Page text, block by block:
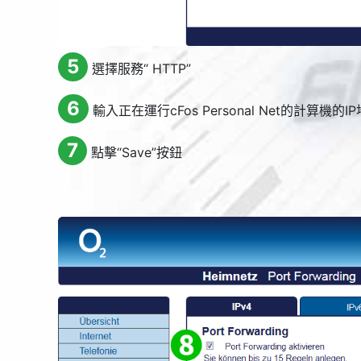
5 選擇服務“ HTTP”
6 輸入正在運行cFos Personal Net的計算機的IP
7 點擊“Save”按鈕